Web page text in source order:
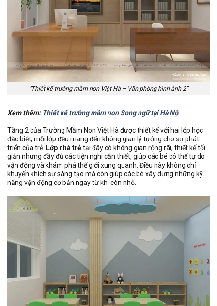
“Thiết kế trường mầm non Việt Hà – Văn phòng hình ảnh 2”
Xem thêm: Thiết kế trường mầm non Song ngữ tại Hà Nội
Tầng 2 của Trường Mầm Non Việt Hà được thiết kế với hai lớp học
đặc biệt, mỗi lớp đều mang đến không gian lý tưởng cho sự phát
triển của trẻ. Lớp nhà trẻtại đây có không gian rộng rãi, thiết kế tối
giản nhưng đầy đủ các tiện nghi cần thiết, giúp các bé có thể tự do
vận động và khám phá thế giới xung quanh. Điều này không chỉ
khuyến khích sự sáng tạo mà còn giúp các bé xây dựng những kỹ
năng vận động cơ bản ngay từ khi còn nhỏ.